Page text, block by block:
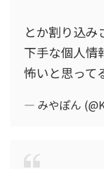
とか割り込み
下手な個人情
怖いと思って
— みやぽん